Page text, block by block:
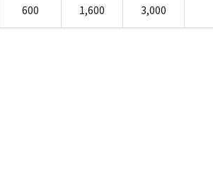
600 1,600 3,000